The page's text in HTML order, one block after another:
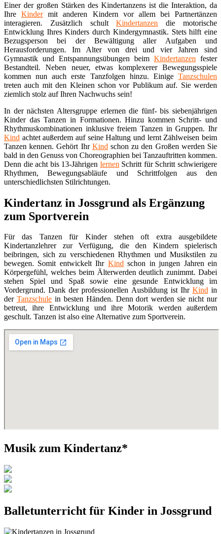
Einer der großen Stärken des Kindertanzens ist die Interaktion, da
IhreKindermit anderen Kindern vor allem bei Partnertänzen
interagieren. Zusätzlich schultKindertanzen die motorische
Entwicklung Ihres Kinders durch Kindergymnastik. Stets hilft eine
Bezugsperson bei der Bewältigung aller Aufgaben und
Herausforderungen. Im Alter von drei und vier Jahren sind
Gymnastik und Entspannungsübungen beim Kindertanzen fester
Bestandteil. Neben neuer, etwas komplexerer Bewegungsspiele
kommen nun auch erste Tanzfolgen hinzu. Einige Tanzschulen
treten auch mit den Kleinen schon vor Publikum auf. Sie werden
ziemlich stolz auf Ihren Nachwuchs sein!
In der nächsten Altersgruppe erlernen die fünf- bis siebenjährigen
Kinder das Tanzen in Formationen. Hinzu kommen Schritt- und
Rhythmuskombinationen inklusive freiem Tanzen in Gruppen. Ihr
Kind achtet außerdem auf seine Haltung und lernt Zählweisen beim
Tanzen kennen. Gehört Ihr Kind schon zu den Großen werden Sie
bald in den Genuss von Choreographien bei Tanzauftritten kommen.
Denn die acht bis 13-Jährigen lernen Schritt für Schritt schwierigere
Rhythmen, Bewegungsabläufe und Schrittfolgen aus den
unterschiedlichsten Stilrichtungen.
Kindertanz in Jossgrund als Ergänzung
zum Sportverein
Für das Tanzen für Kinder stehen oft extra ausgebildete
Kindertanzlehrer zur Verfügung, die den Kindern spielerisch
beibringen, sich zu verschiedenen Rhythmen und Musikstilen zu
bewegen. Somit entwickelt Ihr Kindschon in jungen Jahren ein
Körpergefühl, welches beim Älterwerden deutlich zunimmt. Dabei
stehen Spiel und Spaß sowie eine gesunde Entwicklung im
Vordergrund. Dank der professionellen Ausbildung ist Ihr Kindin
der Tanzschulein besten Händen. Denn dort werden sie nicht nur
betreut, ihre Entwicklung und ihre Motorik werden außerdem
geschult. Tanzen ist also eine Alternative zum Sportverein.
Musik zum Kindertanz*
Balletunterricht für Kinder in Jossgrund